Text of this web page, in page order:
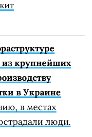
из крупнейших
в Украине
в местах
люди.